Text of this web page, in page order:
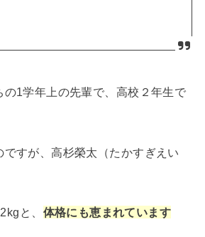
の1学年上の先輩で、高校２年生で
すが、高杉榮太（たかすぎえい
と、 体格にも恵まれています